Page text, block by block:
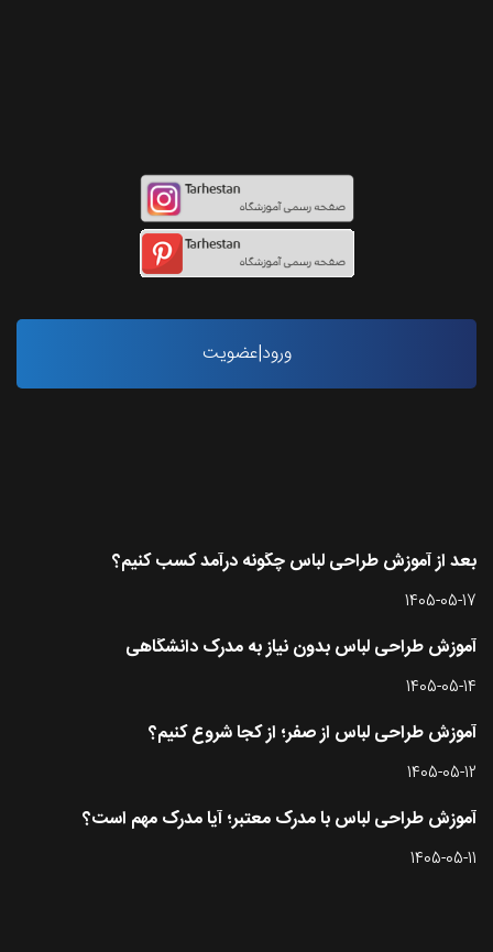
ورود|عضویت
بعد از آموزش طراحی لباس چگونه درآمد کسب کنیم؟
1405-05-17
آموزش طراحی لباس بدون نیاز به مدرک دانشگاهی
1405-05-14
آموزش طراحی لباس از صفر؛ از کجا شروع کنیم؟
1405-05-12
آموزش طراحی لباس با مدرک معتبر؛ آیا مدرک مهم است؟
1405-05-11